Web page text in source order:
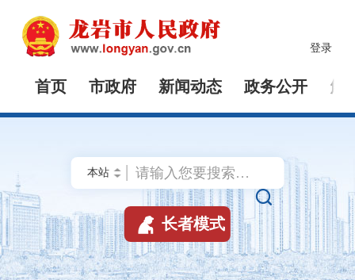
登录
首页 市政府 新闻动态 政务公开 解

 长者模式